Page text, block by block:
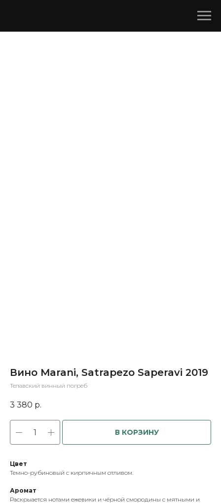
Вино Marani, Satrapezo Saperavi 2019
Телавский винный погреб
3 380 р.
В КОРЗИНУ
Цвет
Темно-рубиновый с кирпичным отливом.
Аромат
Раскрыается нотами ежевики и чёрной смородины с мятными и